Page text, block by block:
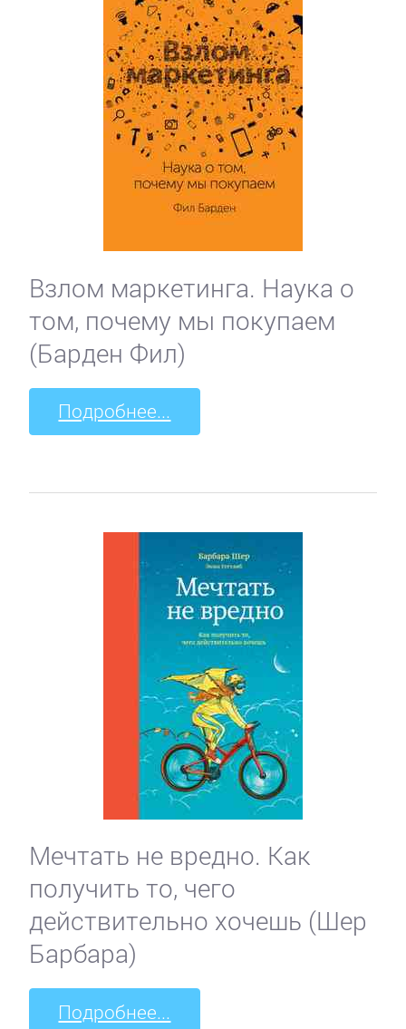
Взлом маркетинга. Наука о
том, почему мы покупаем
(Барден Фил)
Подробнее...
Мечтать не вредно. Как
получить то, чего
действительно хочешь (Шер
Барбара)
Подробнее...